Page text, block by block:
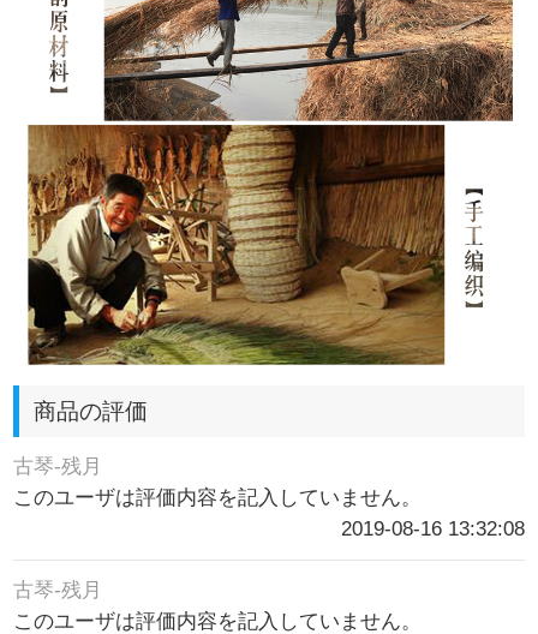
商品の評価
古琴-残月
このユーザは評価内容を記入していません。
2019-08-16 13:32:08
古琴-残月
このユーザは評価内容を記入していません。